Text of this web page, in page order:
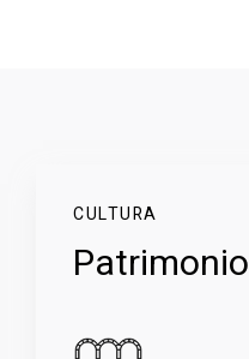
CULTURA
Patrimonio